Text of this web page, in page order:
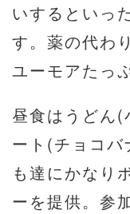
いするといっ
す。薬の代わ
ユーモアたっ
昼食はうどん
ート(チョコ
も達にかなり
ーを提供。参